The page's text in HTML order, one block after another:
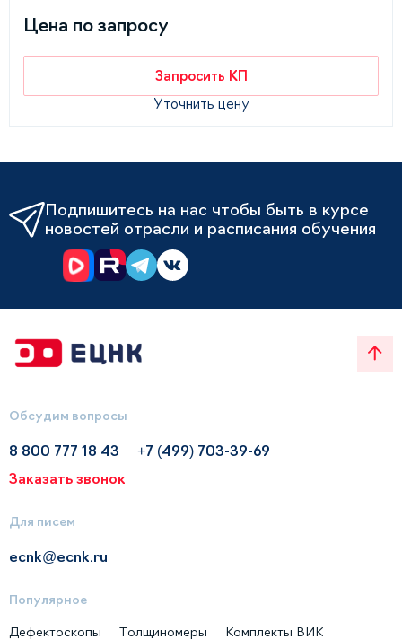
Цена по запросу
Запросить КП
Уточнить цену
Подпишитесь на нас чтобы быть в курсе
новостей отрасли и расписания обучения
Обсудим вопросы
8 800 777 18 43
+7 (499) 703-39-69
Заказать звонок
Для писем
ecnk@ecnk.ru
Популярное
Дефектоскопы Толщиномеры
Комплекты ВИК